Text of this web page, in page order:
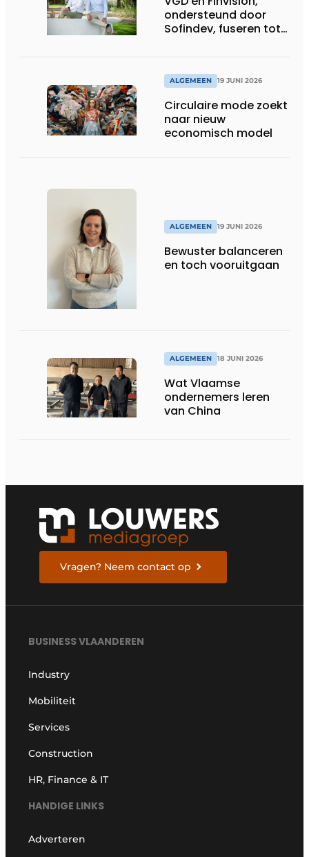
ondersteund door
Sofindev, fuseren tot
en advieskantoor
ALGEMEEN 19 JUNI 2026
Circulaire mode zoekt
naar nieuw
economisch model
ALGEMEEN 19 JUNI 2026
Bewuster balanceren
en toch vooruitgaan
ALGEMEEN 18 JUNI 2026
Wat Vlaamse
ondernemers leren
van China
Vragen? Neem contact op
BUSINESS VLAANDEREN
Industry
Mobiliteit
Services
Construction
HR, Finance & IT
HANDIGE LINKS
Adverteren